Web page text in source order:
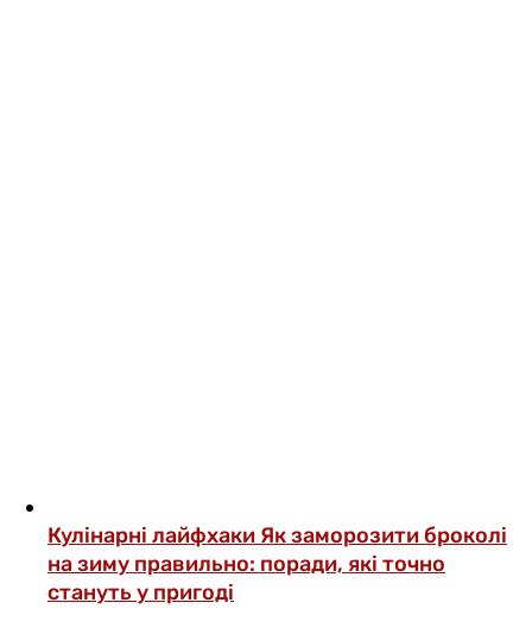
Кулінарні лайфхаки Як заморозити броколі
на зиму правильно: поради, які точно
стануть у пригоді